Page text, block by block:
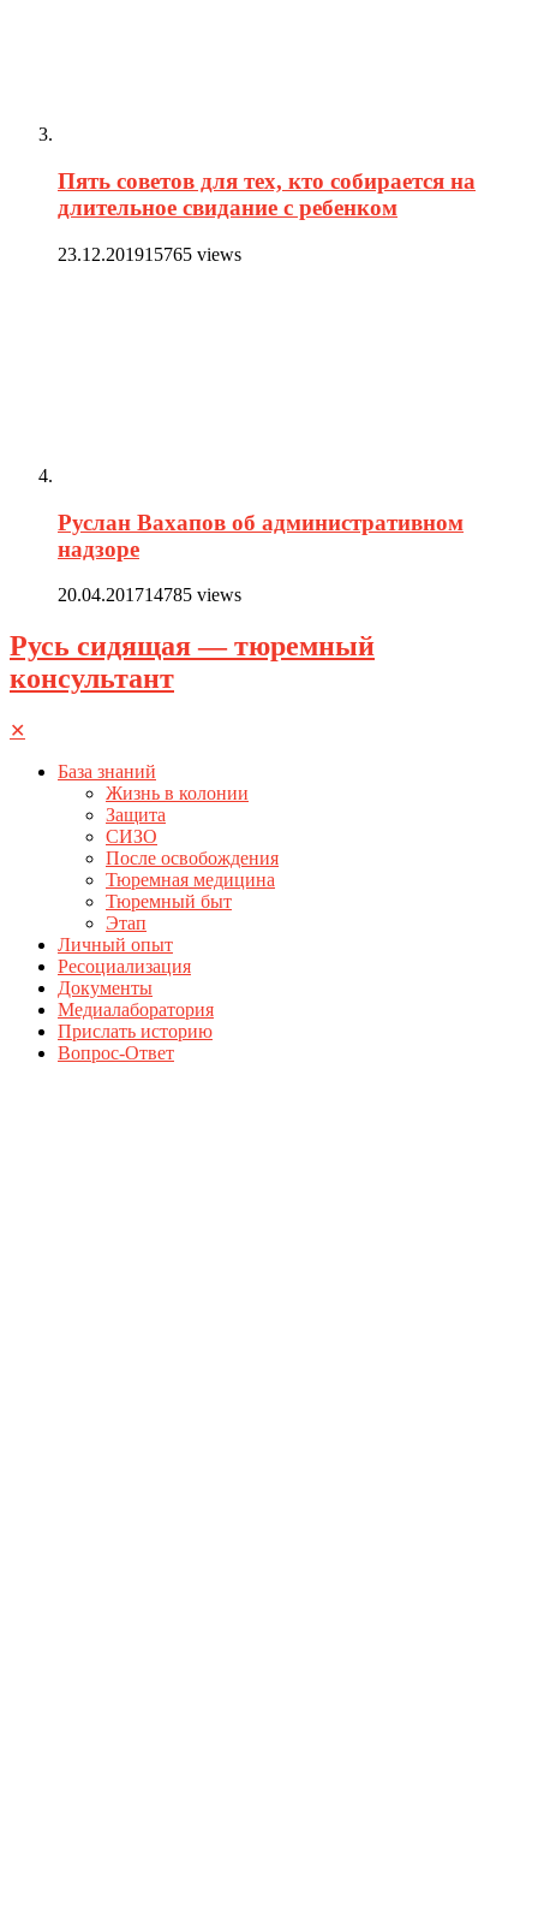
Пять советов для тех, кто собирается на
длительное свидание с ребенком
23.12.201915765 views
Руслан Вахапов об административном
надзоре
20.04.201714785 views
Русь сидящая — тюремный
консультант
✕
База знаний
Жизнь в колонии
Защита
СИЗО
После освобождения
Тюремная медицина
Тюремный быт
Этап
Личный опыт
Ресоциализация
Документы
Медиалаборатория
Прислать историю
Вопрос-Ответ